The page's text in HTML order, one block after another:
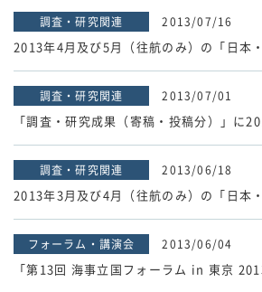
調査・研究関連 2013/07/16
調査・研究関連 2013/07/01
調査・研究関連 2013/06/18
フォーラム・講演会 2013/06/04